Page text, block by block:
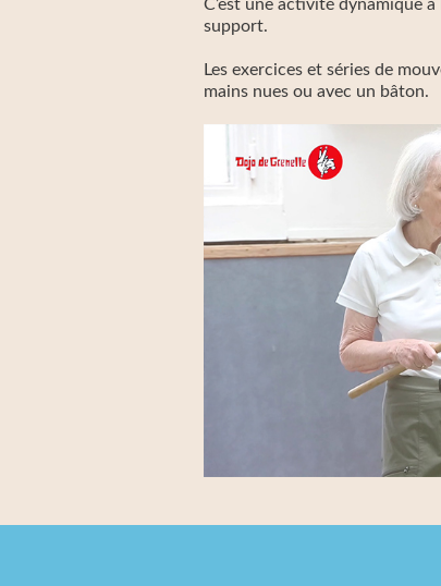
C’est une activité dynamique
support.
Les exercices et séries de
mains nues ou avec un bâton.